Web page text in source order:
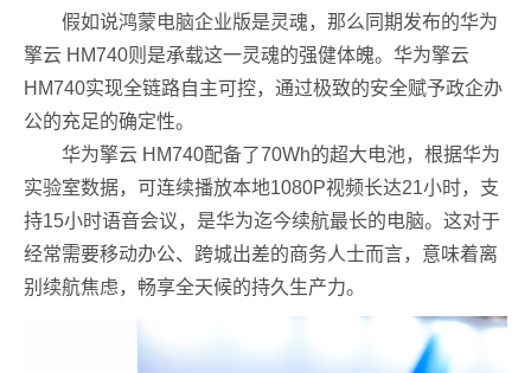
假如说鸿蒙电脑企业版是灵魂，那么同期发布的华为
擎云 HM740则是承载这一灵魂的强健体魄。华为擎云
HM740实现全链路自主可控，通过极致的安全赋予政企办
公的充足的确定性。
华为擎云 HM740配备了70Wh的超大电池，根据华为
实验室数据，可连续播放本地1080P视频长达21小时，支
持15小时语音会议，是华为迄今续航最长的电脑。这对于
经常需要移动办公、跨城出差的商务人士而言，意味着离
别续航焦虑，畅享全天候的持久生产力。